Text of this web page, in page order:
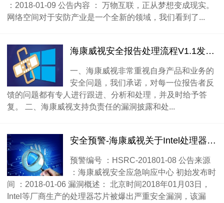
：2018-01-09 公告内容 ： 万物互联，正从梦想变成现实。
网络空间对于安防产业是一个全新的领域，我们看到了...
海康威视安全报告处理流程V1.1发布通知
一、海康威视非常重视自身产品和业务的
安全问题，我们承诺，对每一位报告者反
馈的问题都有专人进行跟进、分析和处理，并及时给予答
复。 二、海康威视支持负责任的漏洞披露和处...
安全预警-海康威视关于Intel处理器Meltdown和Spectre安全漏洞的公告
预警编号 ：HSRC-201801-08 公告来源
：海康威视安全应急响应中心 初始发布时
间 ：2018-01-06 漏洞概述： 北京时间2018年01月03日，
Intel等厂商生产的处理器芯片被爆出严重安全漏洞，该漏